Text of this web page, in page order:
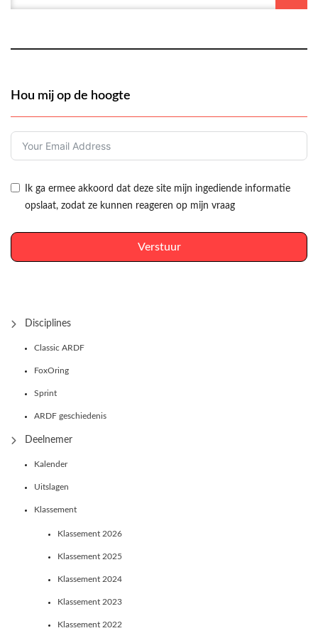
Hou mij op de hoogte
Ik ga ermee akkoord dat deze site mijn ingediende informatie
opslaat, zodat ze kunnen reageren op mijn vraag
Verstuur
Disciplines
Classic ARDF
FoxOring
Sprint
ARDF geschiedenis
Deelnemer
Kalender
Uitslagen
Klassement
Klassement 2026
Klassement 2025
Klassement 2024
Klassement 2023
Klassement 2022